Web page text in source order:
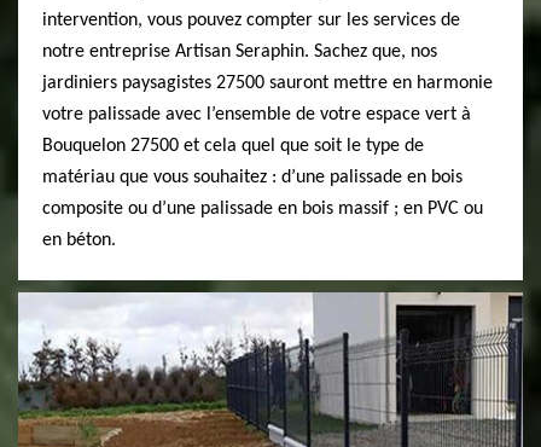
intervention, vous pouvez compter sur les services de
notre entreprise Artisan Seraphin. Sachez que, nos
jardiniers paysagistes 27500 sauront mettre en harmonie
votre palissade avec l’ensemble de votre espace vert à
Bouquelon 27500 et cela quel que soit le type de
matériau que vous souhaitez : d’une palissade en bois
composite ou d’une palissade en bois massif ; en PVC ou
en béton.